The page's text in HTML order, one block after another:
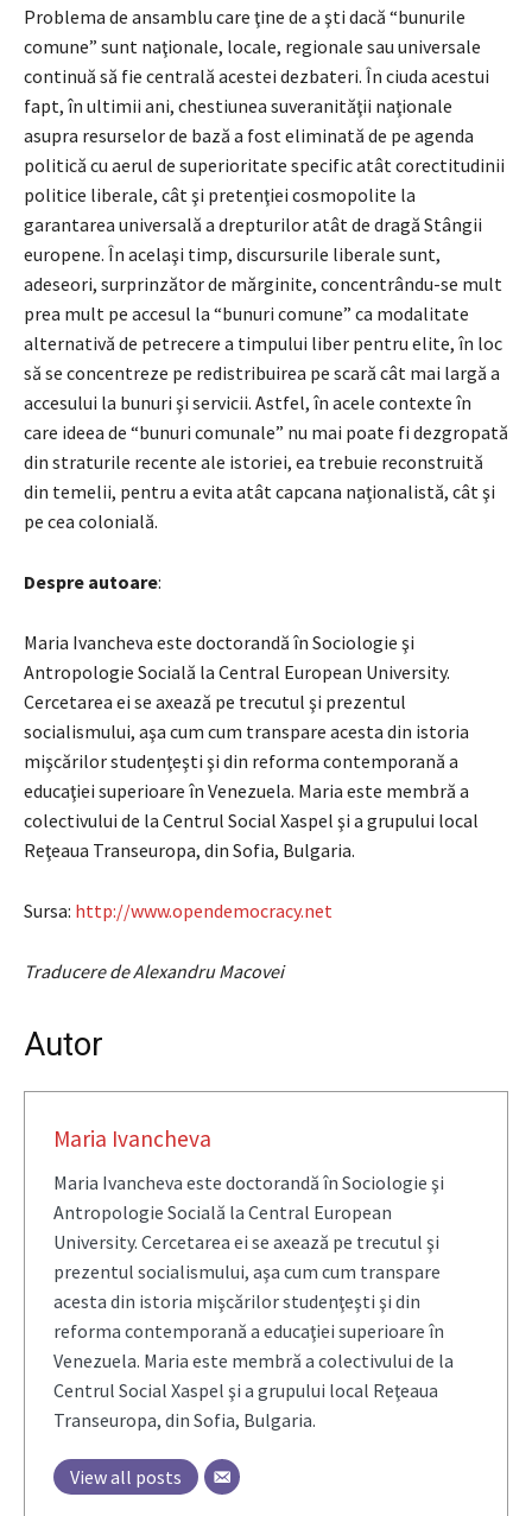
Problema de ansamblu care ţine de a şti dacă “bunurile
comune” sunt naţionale, locale, regionale sau universale
continuă să fie centrală acestei dezbateri. În ciuda acestui
fapt, în ultimii ani, chestiunea suveranităţii naţionale
asupra resurselor de bază a fost eliminată de pe agenda
politică cu aerul de superioritate specific atât corectitudinii
politice liberale, cât şi pretenţiei cosmopolite la
garantarea universală a drepturilor atât de dragă Stângii
europene. În acelaşi timp, discursurile liberale sunt,
adeseori, surprinzător de mărginite, concentrându-se mult
prea mult pe accesul la “bunuri comune” ca modalitate
alternativă de petrecere a timpului liber pentru elite, în loc
să se concentreze pe redistribuirea pe scară cât mai largă a
accesului la bunuri şi servicii. Astfel, în acele contexte în
care ideea de “bunuri comunale” nu mai poate fi dezgropată
din straturile recente ale istoriei, ea trebuie reconstruită
din temelii, pentru a evita atât capcana naţionalistă, cât şi
pe cea colonială.
Despre autoare:
Maria Ivancheva este doctorandă în Sociologie şi
Antropologie Socială la Central European University.
Cercetarea ei se axează pe trecutul şi prezentul
socialismului, aşa cum cum transpare acesta din istoria
mişcărilor studenţeşti şi din reforma contemporană a
educaţiei superioare în Venezuela. Maria este membră a
colectivului de la Centrul Social Xaspel şi a grupului local
Reţeaua Transeuropa, din Sofia, Bulgaria.
Sursa: http://www.opendemocracy.net
Traducere de Alexandru Macovei
Autor
Maria Ivancheva
Maria Ivancheva este doctorandă în Sociologie şi
Antropologie Socială la Central European
University. Cercetarea ei se axează pe trecutul şi
prezentul socialismului, aşa cum cum transpare
acesta din istoria mişcărilor studenţeşti şi din
reforma contemporană a educaţiei superioare în
Venezuela. Maria este membră a colectivului de la
Centrul Social Xaspel şi a grupului local Reţeaua
Transeuropa, din Sofia, Bulgaria.
View all posts